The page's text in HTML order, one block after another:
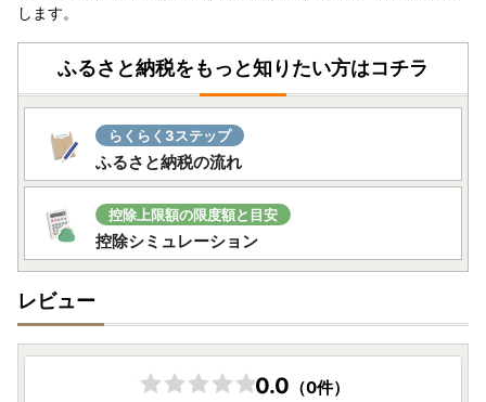
します。
ふるさと納税をもっと知りたい方はコチラ
らくらく3ステップ
ふるさと納税の流れ
控除上限額の限度額と目安
控除シミュレーション
レビュー
0.0 （0件）